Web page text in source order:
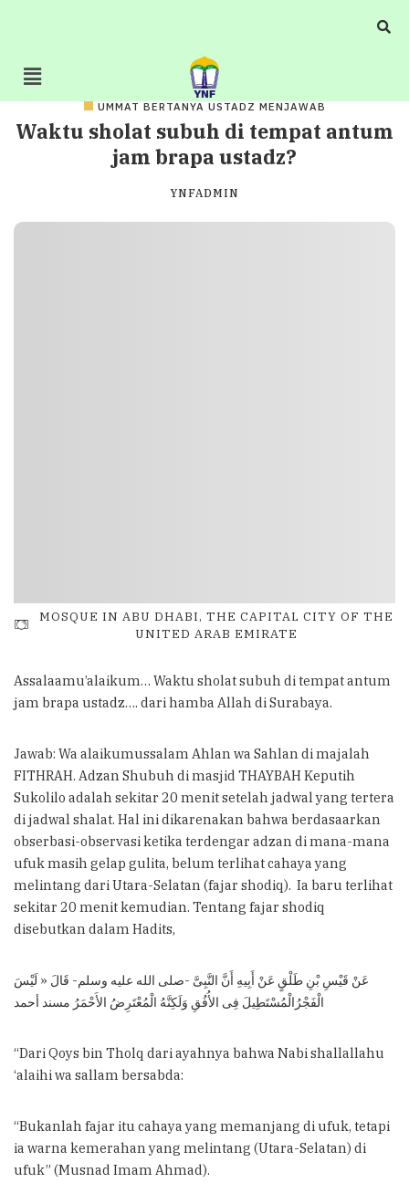
UMMAT BERTANYA USTADZ MENJAWAB
Waktu sholat subuh di tempat antum
jam brapa ustadz?
YNFADMIN
MOSQUE IN ABU DHABI, THE CAPITAL CITY OF THE
UNITED ARAB EMIRATE
Assalaamu’alaikum… Waktu sholat subuh di tempat antum
jam brapa ustadz…. dari hamba Allah di Surabaya.
Jawab: Wa alaikumussalam Ahlan wa Sahlan di majalah
FITHRAH. Adzan Shubuh di masjid THAYBAH Keputih
Sukolilo adalah sekitar 20 menit setelah jadwal yang tertera
di jadwal shalat. Hal ini dikarenakan bahwa berdasaarkan
obserbasi-observasi ketika terdengar adzan di mana-mana
ufuk masih gelap gulita, belum terlihat cahaya yang
melintang dari Utara-Selatan (fajar shodiq). Ia baru terlihat
sekitar 20 menit kemudian. Tentang fajar shodiq
disebutkan dalam Hadits,
عَنْ قَيْسِ بْنِ طَلْقٍ عَنْ أَبِيهِ أَنَّ النَّبِىَّ -صلى الله عليه وسلم- قَالَ « لَيْسَ
الْفَجْرُالْمُسْتَطِيلَ فِى الأُفُقِ وَلَكِنَّهُ الْمُعْتَرِضُ الأَحْمَرُ مسند أحمد
“Dari Qoys bin Tholq dari ayahnya bahwa Nabi shallallahu
‘alaihi wa sallam bersabda:
“Bukanlah fajar itu cahaya yang memanjang di ufuk, tetapi
ia warna kemerahan yang melintang (Utara-Selatan) di
ufuk” (Musnad Imam Ahmad).